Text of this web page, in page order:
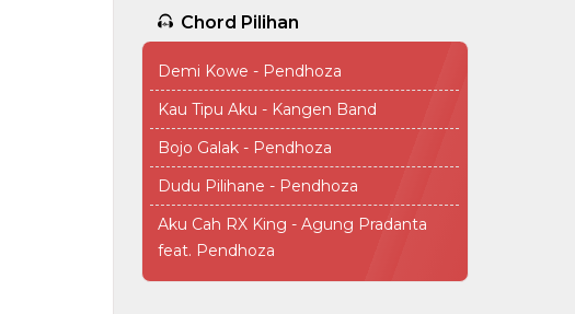
Chord Pilihan
Demi Kowe - Pendhoza
Kau Tipu Aku - Kangen Band
Bojo Galak - Pendhoza
Dudu Pilihane - Pendhoza
Aku Cah RX King - Agung Pradanta
feat. Pendhoza